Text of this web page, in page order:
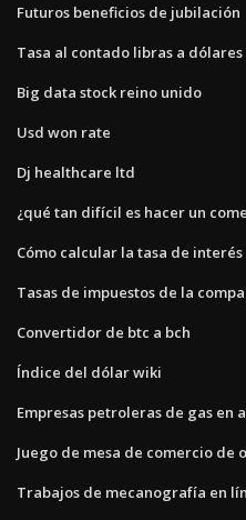
Futuros beneficios de jubilación
Tasa al contado libras a dólares
Big data stock reino unido
Usd won rate
Dj healthcare ltd
¿qué tan difícil es hacer un
Cómo calcular la tasa de
Tasas de impuestos de la
Convertidor de btc a bch
Índice del dólar wiki
Empresas petroleras de gas en
Juego de mesa de comercio de
Trabajos de mecanografía en